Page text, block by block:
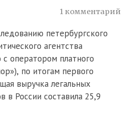
1 комментарий
петербургского
агентства
с оператором платного
по итогам первого
выручка легальных
в России составила 25,9